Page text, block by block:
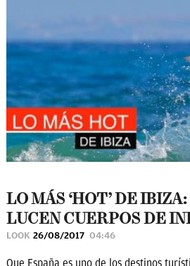
LO MÁS ‘HOT’ DE
LUCEN CUERPOS DE
LOOK 26/08/2017 04:46
Que España es uno de los destinos